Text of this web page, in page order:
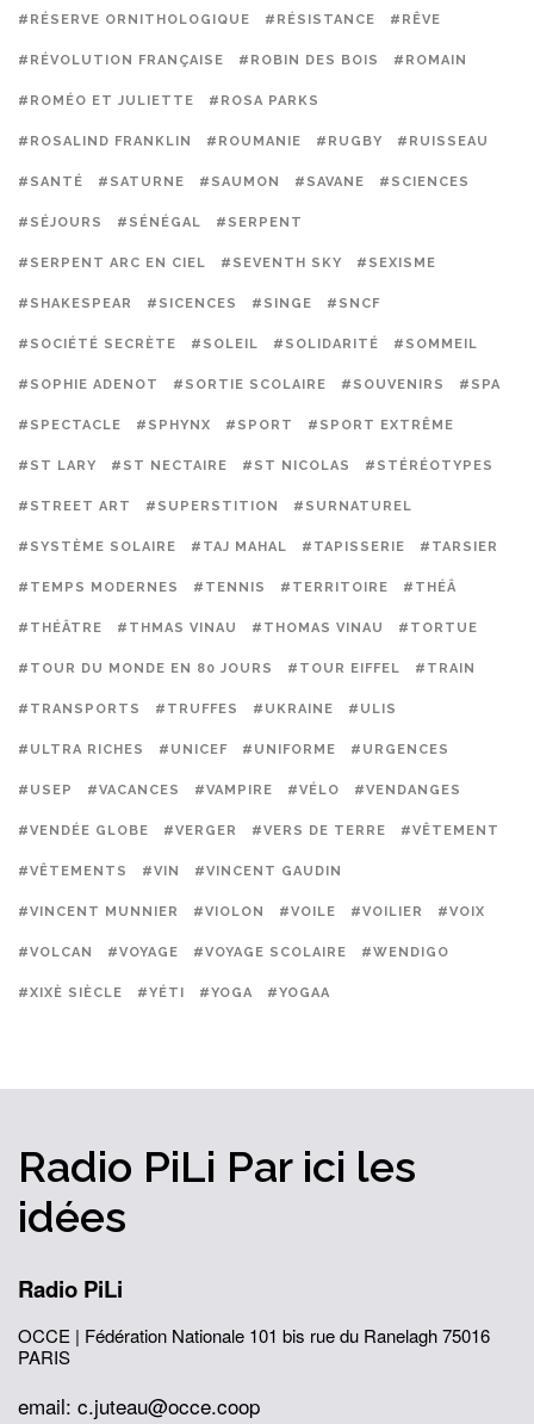
#RÉSERVE ORNITHOLOGIQUE #RÉSISTANCE #RÊVE
#RÉVOLUTION FRANÇAISE #ROBIN DES BOIS #ROMAIN
#ROMÉO ET JULIETTE #ROSA PARKS
#ROSALIND FRANKLIN #ROUMANIE #RUGBY #RUISSEAU
#SANTÉ #SATURNE #SAUMON #SAVANE #SCIENCES
#SÉJOURS #SÉNÉGAL #SERPENT
#SERPENT ARC EN CIEL #SEVENTH SKY #SEXISME
#SHAKESPEAR #SICENCES #SINGE #SNCF
#SOCIÉTÉ SECRÈTE #SOLEIL #SOLIDARITÉ #SOMMEIL
#SOPHIE ADENOT #SORTIE SCOLAIRE #SOUVENIRS #SPA
#SPECTACLE #SPHYNX #SPORT #SPORT EXTRÊME
#ST LARY #ST NECTAIRE #ST NICOLAS #STÉRÉOTYPES
#STREET ART #SUPERSTITION #SURNATUREL
#SYSTÈME SOLAIRE #TAJ MAHAL #TAPISSERIE #TARSIER
#TEMPS MODERNES #TENNIS #TERRITOIRE #THÉÂ
#THÉÂTRE #THMAS VINAU #THOMAS VINAU #TORTUE
#TOUR DU MONDE EN 80 JOURS #TOUR EIFFEL #TRAIN
#TRANSPORTS #TRUFFES #UKRAINE #ULIS
#ULTRA RICHES #UNICEF #UNIFORME #URGENCES
#USEP #VACANCES #VAMPIRE #VÉLO #VENDANGES
#VENDÉE GLOBE #VERGER #VERS DE TERRE #VÊTEMENT
#VÊTEMENTS #VIN #VINCENT GAUDIN
#VINCENT MUNNIER #VIOLON #VOILE #VOILIER #VOIX
#VOLCAN #VOYAGE #VOYAGE SCOLAIRE #WENDIGO
#XIXÈ SIÈCLE #YÉTI #YOGA #YOGAA
Radio PiLi Par ici les
idées
Radio PiLi
OCCE | Fédération Nationale 101 bis rue du Ranelagh75016
PARIS
email: c.juteau@occe.coop